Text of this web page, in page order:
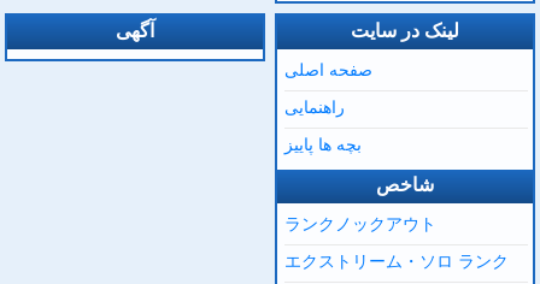
آگهی لینک در سایت
صفحه اصلی
راهنمایی
بچه ها پاییز
شاخص
ランクノックアウト
エクストリーム・ソロ ランク